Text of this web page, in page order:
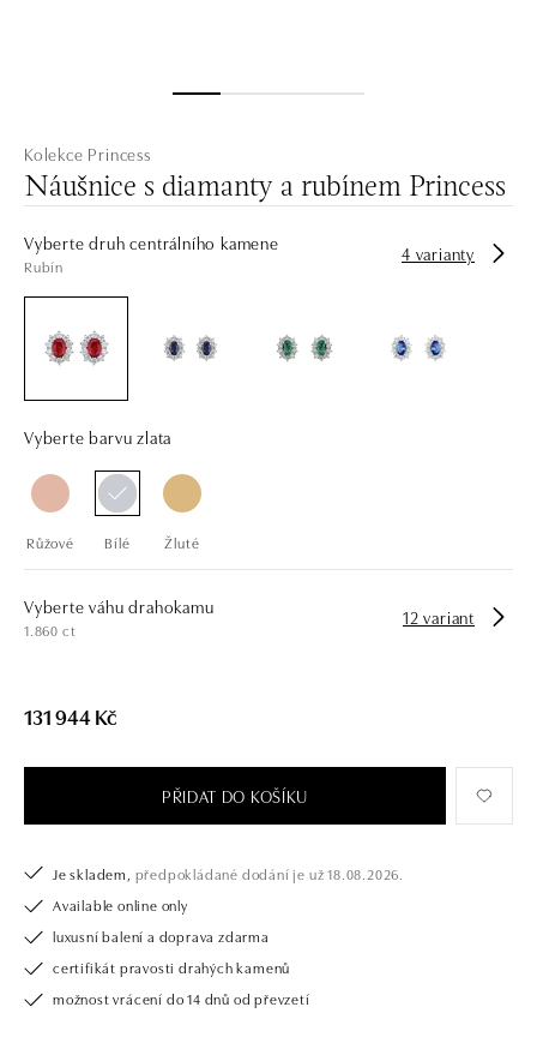
Kolekce Princess
Náušnice s diamanty a rubínem Princess
Vyberte druh centrálního kamene
Rubín
4 varianty
Vyberte barvu zlata
Růžové Bílé Žluté
Vyberte váhu drahokamu
1.860 ct
12 variant
131 944 Kč
PŘIDAT DO KOŠÍKU
Je skladem, předpokládané dodání je už 18.08.2026.
Available online only
luxusní balení a doprava zdarma
certifikát pravosti drahých kamenů
možnost vrácení do 14 dnů od převzetí